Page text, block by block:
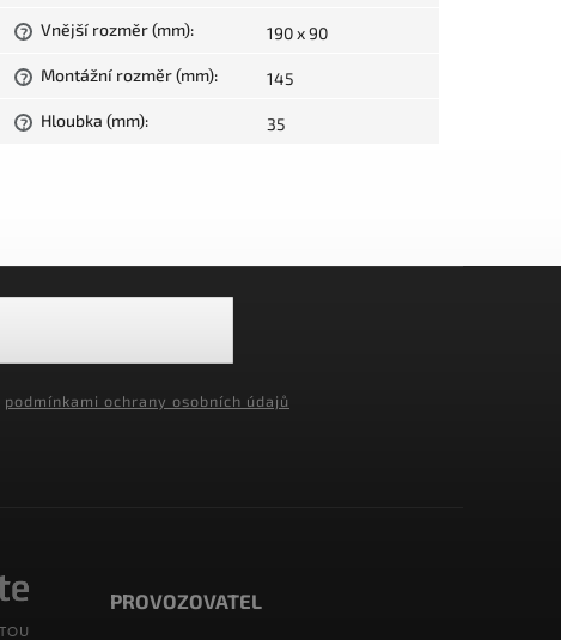
? Vnější rozměr (mm): 190 x 90
? Montážní rozměr (mm): 145
? Hloubka (mm): 35
podmínkami ochrany osobních údajů
PROVOZOVATEL